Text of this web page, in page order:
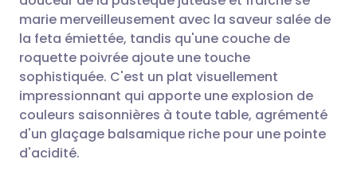
Partager sur Facebook
Partager via LinkedIn
Partager via X
🇪🇸 Español 🇫🇷 Français
🇮🇹 Italiano 🇵🇹
🇮🇳 हिन्दी 🇮🇱 עברית
marie merveilleusement avec la saveur salée de
la feta émiettée, tandis qu'une couche de
roquette poivrée ajoute une touche
sophistiquée. C'est un plat visuellement
impressionnant qui apporte une explosion de
couleurs saisonnières à toute table, agrémenté
d'un glaçage balsamique riche pour une pointe
d'acidité.